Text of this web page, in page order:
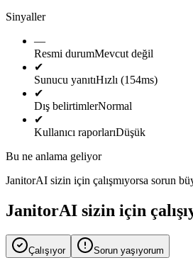
Sinyaller
—
Resmi durumMevcut değil
✔
Sunucu yanıtıHızlı (154ms)
✔
Dış belirtimlerNormal
✔
Kullanıcı raporlarıDüşük
Bu ne anlama geliyor
JanitorAI sizin için çalışmıyorsa sorun
JanitorAI sizin için
Çalışıyor Sorun yaşıyorum